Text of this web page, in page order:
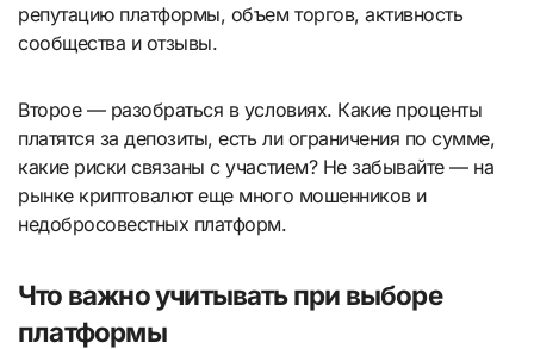
репутацию платформы, объем торгов, активность
сообщества и отзывы.
Второе — разобраться в условиях. Какие проценты
платятся за депозиты, есть ли ограничения по сумме,
какие риски связаны с участием? Не забывайте — на
рынке криптовалют еще много мошенников и
недобросовестных платформ.
Что важно учитывать при выборе
платформы